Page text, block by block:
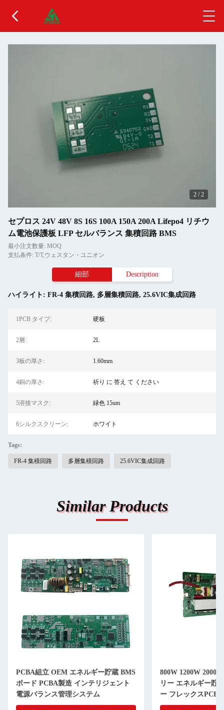
2 /2
セプロス 24V 48V 8S 16S 100A 150A 200A Lifepo4 リチウ
ム電池保護板 LFP セルバランス 集積回路 BMS
最小注文数量: MOQ
支払条件: T/T,ウェスタン・ユニオン
細部 Description
ハイライト: FR-4 集積回路, 多層集積回路, 25.6VIC集成回路
1PCB タイプ: 硬板
2層: 2L
3板の厚さ: 1.60mm
4銅の厚さ: 祈り に 答え て ください
5溶接マスク: 緑色 15um
6シルクスクリーン: ホワイト
Tags:
FR-4 集積回路 多層集積回路 25.6VIC集成回路
Similar Products
PCBA組立 OEM エネルギー貯蔵 BMS
ボード PCBA製造 インテリジェント
電源バランス管理システム
800W 1200W
リー エネルギー貯
ー フレックスPCB